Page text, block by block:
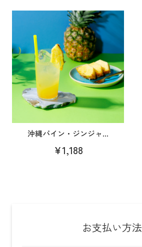
沖縄パイン・ジンジャ...
¥1,188
お支払い方法